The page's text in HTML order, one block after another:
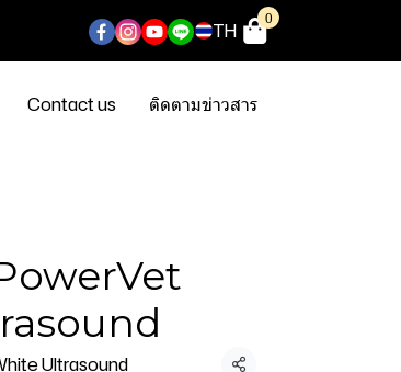
TH
0
Contact us ติดตามข่าวสาร
Ultrasound